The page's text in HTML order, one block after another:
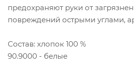
предохраняют руки от
повреждений острыми углами,
Состав: хлопок 100 %
90.9000 - белые